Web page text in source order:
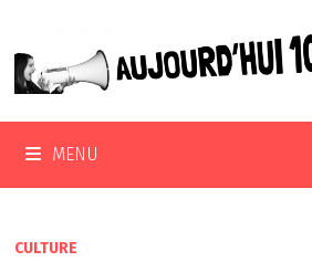
contenu
MENU
CULTURE